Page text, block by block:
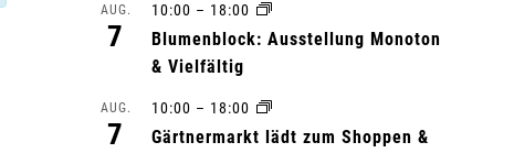
AUG.
7
10:00 – 18:00
Blumenblock: Ausstellung Monoton
& Vielfältig
AUG.
7
10:00 – 18:00
Gärtnermarkt lädt zum Shoppen &